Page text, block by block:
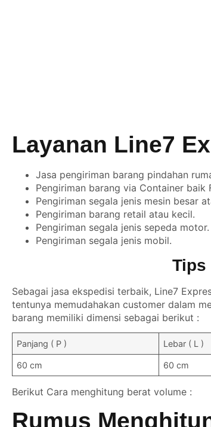
Layanan Line7
Jasa pengiriman barang pindahan
Pengiriman barang via Container
Pengiriman segala jenis mesin besar
Pengiriman barang retail atau kecil.
Pengiriman segala jenis sepeda motor.
Pengiriman segala jenis mobil.
Tips
Sebagai jasa ekspedisi terbaik, Line7
tentunya memudahakan customer dalam
barang memiliki dimensi sebagai berikut :
Panjang ( P ) Lebar ( L )
60 cm 60 cm
Berikut Cara menghitung berat volume :
Rumus